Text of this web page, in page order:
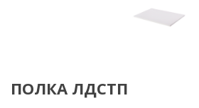
ПОЛКА ЛДСТП